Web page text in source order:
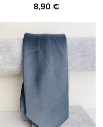
8,90 €